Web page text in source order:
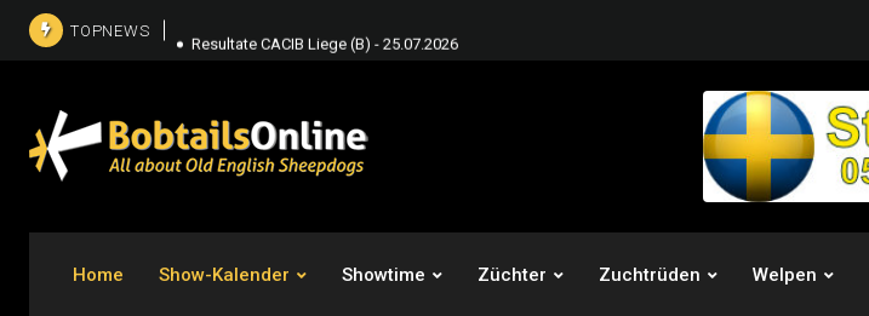
TOPNEWS
Resultate CACIB Liege (B) - 26.07.2026
Home Show-Kalender Showtime Züchter Zuchtrüden Welpen